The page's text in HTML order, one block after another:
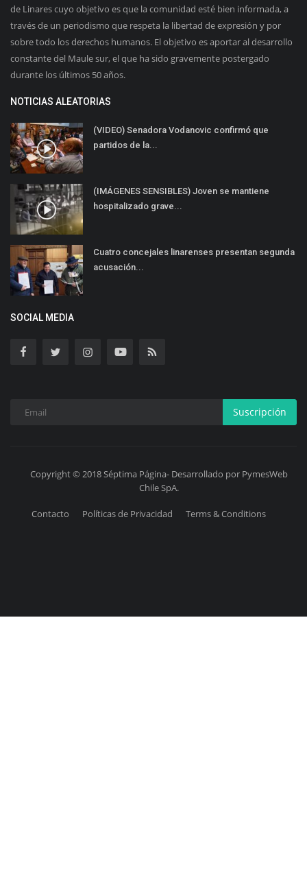
de Linares cuyo objetivo es que la comunidad esté bien informada, a
través de un periodismo que respeta la libertad de expresión y por
sobre todo los derechos humanos. El objetivo es aportar al desarrollo
constante del Maule sur, el que ha sido gravemente postergado
durante los últimos 50 años.
NOTICIAS ALEATORIAS
(VIDEO) Senadora Vodanovic confirmó que
partidos de la...
(IMÁGENES SENSIBLES) Joven se mantiene
hospitalizado grave...
Cuatro concejales linarenses presentan segunda
acusación...
SOCIAL MEDIA
Suscripción
Copyright © 2018 Séptima Página- Desarrollado por PymesWeb
Chile SpA.
Contacto Políticas de Privacidad Terms & Conditions